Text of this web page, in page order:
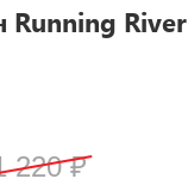
Running River
220₽